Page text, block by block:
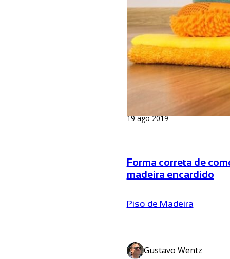
19 ago 2019
Forma correta de
madeira encardido
Piso de Madeira
Gustavo Wentz